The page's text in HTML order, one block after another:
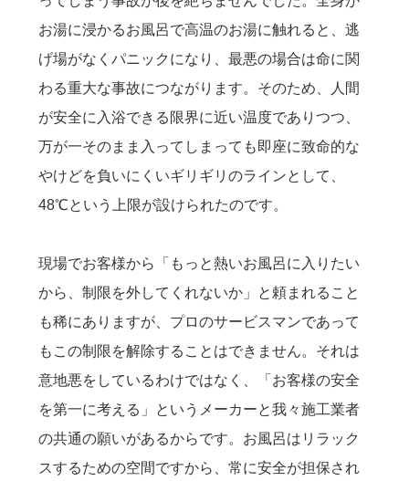
お湯に浸かるお風呂で高温のお湯に触れると、逃
げ場がなくパニックになり、最悪の場合は命に関
わる重大な事故につながります。そのため、人間
が安全に入浴できる限界に近い温度でありつつ、
万が一そのまま入ってしまっても即座に致命的な
やけどを負いにくいギリギリのラインとして、
48℃という上限が設けられたのです。
現場でお客様から「もっと熱いお風呂に入りたい
から、制限を外してくれないか」と頼まれること
も稀にありますが、プロのサービスマンであって
もこの制限を解除することはできません。それは
意地悪をしているわけではなく、「お客様の安全
を第一に考える」というメーカーと我々施工業者
の共通の願いがあるからです。お風呂はリラック
スするための空間ですから、常に安全が担保され